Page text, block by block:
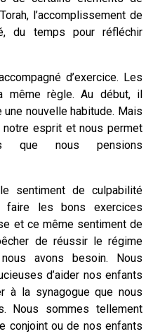
l’accomplissement de
du temps pour réfléchir
d’exercice. Les
même règle. Au début, il
nouvelle habitude. Mais
esprit et nous permet
que nous pensions
sentiment de culpabilité
faire les bons exercices
et ce même sentiment de
de réussir le régime
avons besoin. Nous
d’aider nos enfants
à la synagogue que nous
Nous sommes tellement
conjoint ou de nos enfants